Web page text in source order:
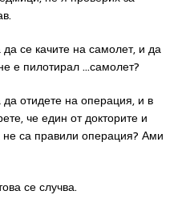
се качите на самолет, и да
е пилотирал …самолет?
отидете на операция, и в
че един от докторите и
не са правили операция? Ами
се случва.